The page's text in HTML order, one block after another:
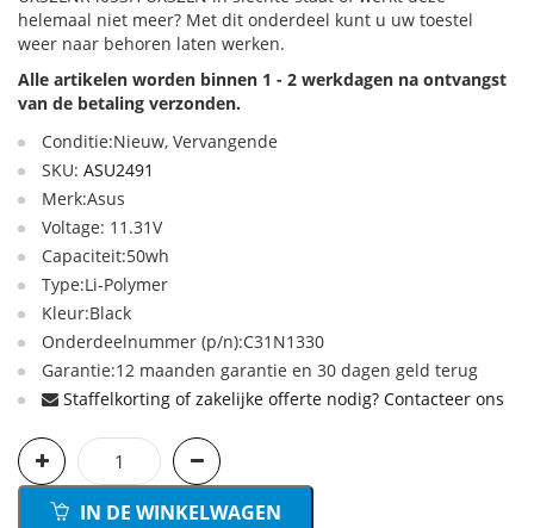
helemaal niet meer? Met dit onderdeel kunt u uw toestel
weer naar behoren laten werken.
Alle artikelen worden binnen 1 - 2 werkdagen na ontvangst
van de betaling verzonden.
Conditie:Nieuw, Vervangende
SKU: ASU2491
Merk:Asus
Voltage: 11.31V
Capaciteit:50wh
Type:Li-Polymer
Kleur:Black
Onderdeelnummer (p/n):C31N1330
Garantie:12 maanden garantie en 30 dagen geld terug
Staffelkorting of zakelijke offerte nodig? Contacteer ons
IN DE WINKELWAGEN